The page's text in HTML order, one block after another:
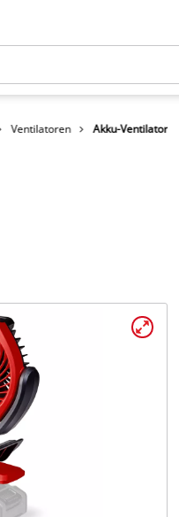
Ventilatoren Akku-Ventilator